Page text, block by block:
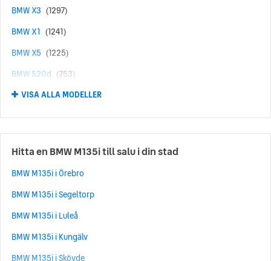
BMW X3 (1297)
BMW X1 (1241)
BMW X5 (1225)
BMW 520d (753)
BMW 330e (660)
BMW 120 (656)
BMW 530e (623)
BMW 530 (570)
BMW 320D (459)
BMW 118 (455)
BMW i4 (371)
BMW X6 (341)
VISA ALLA MODELLER
Hitta en BMW M135i till salu i din stad
BMW M135i i Örebro
BMW M135i i Segeltorp
BMW M135i i Luleå
BMW M135i i Kungälv
BMW M135i i Skövde